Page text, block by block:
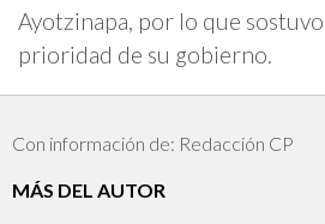
Ayotzinapa, por lo que
prioridad de su gobierno.
Con información de: Redacción CP
MÁS DEL AUTOR